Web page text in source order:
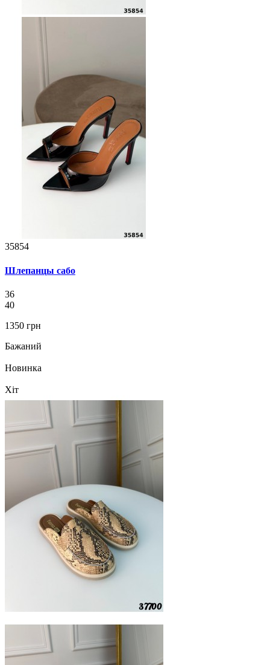
35854
Шлепанцы сабо
36
40
1350 грн
Бажаний
Новинка
Хіт